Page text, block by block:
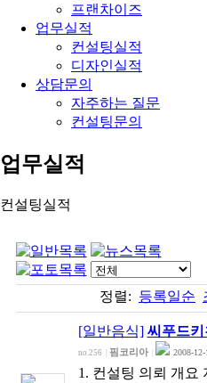
프랜차이즈
업무실적
컨설팅실적
디자인실적
상담문의
자주하는 질문
컨설팅문의
업무실적
컨설팅실적
정렬: 등록일순
[일반음식] 씨푸드
no.256 핌코리아 2008-
1. 컨설팅 의뢰 개요